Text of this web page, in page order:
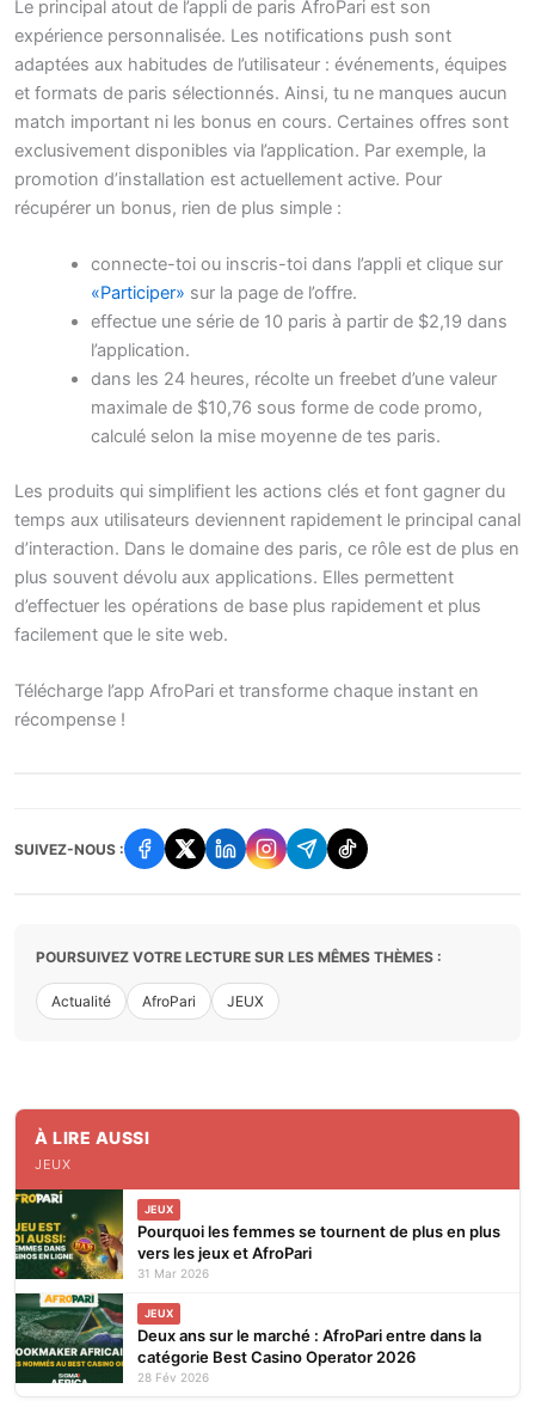
Le principal atout de l’appli de paris AfroPari est son
expérience personnalisée. Les notifications push sont
adaptées aux habitudes de l’utilisateur : événements, équipes
et formats de paris sélectionnés. Ainsi, tu ne manques aucun
match important ni les bonus en cours. Certaines offres sont
exclusivement disponibles via l’application. Par exemple, la
promotion d’installation est actuellement active. Pour
récupérer un bonus, rien de plus simple :
connecte-toi ou inscris-toi dans l’appli et clique sur
«Participer» sur la page de l’offre.
effectue une série de 10 paris à partir de $2,19 dans
l’application.
dans les 24 heures, récolte un freebet d’une valeur
maximale de $10,76 sous forme de code promo,
calculé selon la mise moyenne de tes paris.
Les produits qui simplifient les actions clés et font gagner du
temps aux utilisateurs deviennent rapidement le principal canal
d’interaction. Dans le domaine des paris, ce rôle est de plus en
plus souvent dévolu aux applications. Elles permettent
d’effectuer les opérations de base plus rapidement et plus
facilement que le site web.
Télécharge l’app AfroPari et transforme chaque instant en
récompense !
SUIVEZ-NOUS :
POURSUIVEZ VOTRE LECTURE SUR LES MÊMES THÈMES :
Actualité AfroPari JEUX
À LIRE AUSSI
JEUX
JEUX
Pourquoi les femmes se tournent de plus en plus
vers les jeux et AfroPari
31 Mar 2026
JEUX
Deux ans sur le marché : AfroPari entre dans la
catégorie Best Casino Operator 2026
28 Fév 2026